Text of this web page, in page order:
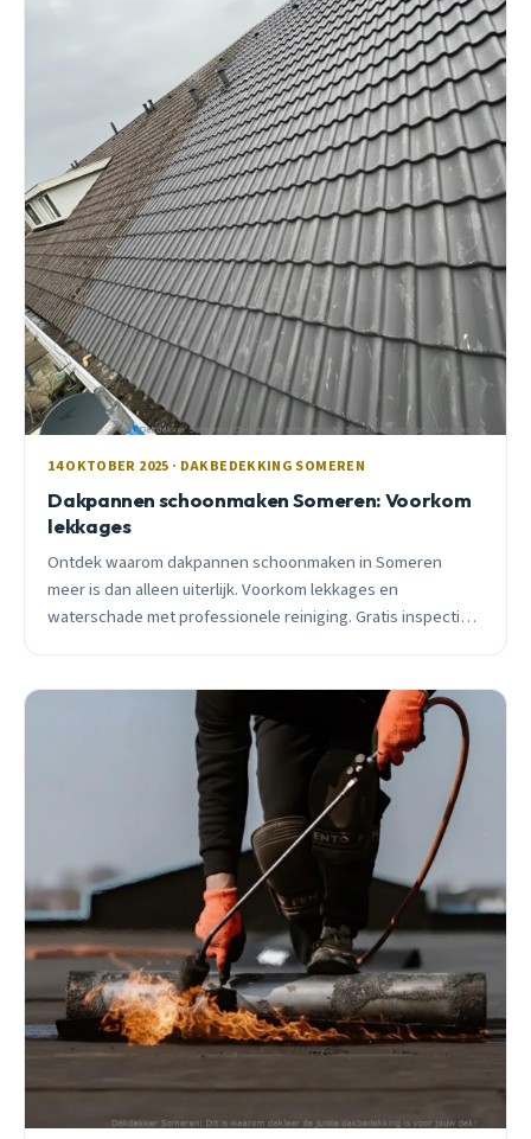
14 OKTOBER 2025 · DAKBEDEKKING SOMEREN
Dakpannen schoonmaken Someren: Voorkom
lekkages
Ontdek waarom dakpannen schoonmaken in Someren
meer is dan alleen uiterlijk. Voorkom lekkages en
waterschade met professionele reiniging. Gratis inspectie